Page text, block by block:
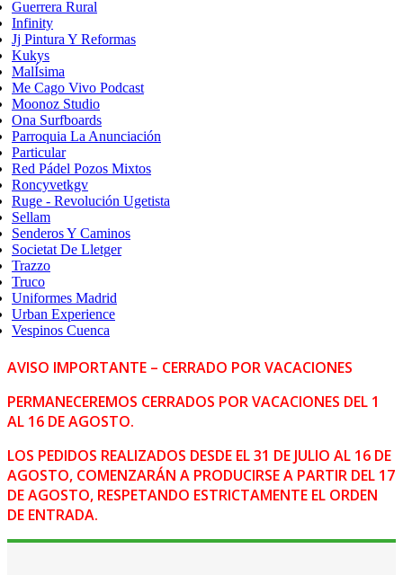
Guerrera Rural
Infinity
Jj Pintura Y Reformas
Kukys
MalÍsima
Me Cago Vivo Podcast
Moonoz Studio
Ona Surfboards
Parroquia La Anunciación
Particular
Red Pádel Pozos Mixtos
Roncyvetkgv
Ruge - Revolución Ugetista
Sellam
Senderos Y Caminos
Societat De Lletger
Trazzo
Truco
Uniformes Madrid
Urban Experience
Vespinos Cuenca
AVISO IMPORTANTE – CERRADO POR VACACIONES
PERMANECEREMOS CERRADOS POR VACACIONES DEL 1
AL 16 DE AGOSTO.
LOS PEDIDOS REALIZADOS DESDE EL 31 DE JULIO AL 16 DE
AGOSTO, COMENZARÁN A PRODUCIRSE A PARTIR DEL 17
DE AGOSTO, RESPETANDO ESTRICTAMENTE EL ORDEN
DE ENTRADA.